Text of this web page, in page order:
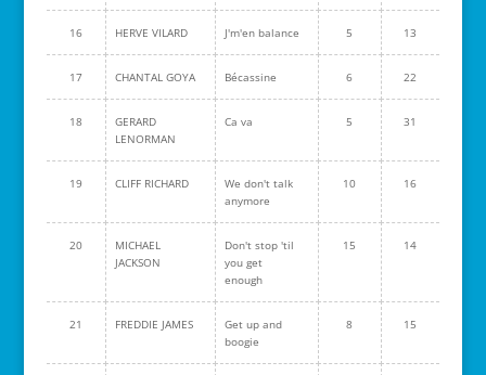
16 HERVE VILARD J'm'en balance 5 13
17 CHANTAL GOYA Bécassine 6 22
18
GERARD
LENORMAN
Ca va 5 31
19 CLIFF RICHARD
We don't talk
anymore
10 16
20
MICHAEL
JACKSON
Don't stop 'til
you get
enough
15 14
21 FREDDIE JAMES
Get up and
boogie
8 15